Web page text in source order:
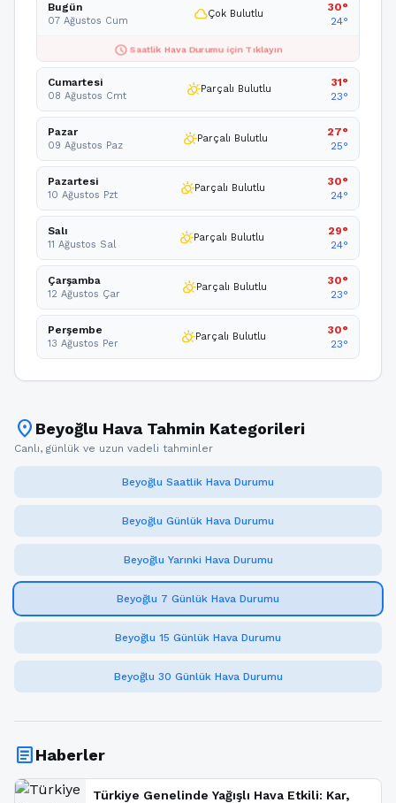
Bugün
07 Ağustos Cum cloudÇok Bulutlu
30°
24°
schedule Saatlik Hava Durumu için Tıklayın
Cumartesi
08 Ağustos Cmt partly_cloudy_dayParçalı Bulutlu
31°
23°
Pazar
09 Ağustos Paz partly_cloudy_dayParçalı Bulutlu
27°
25°
Pazartesi
10 Ağustos Pzt partly_cloudy_dayParçalı Bulutlu
30°
24°
Salı
11 Ağustos Sal partly_cloudy_dayParçalı Bulutlu
29°
24°
Çarşamba
12 Ağustos Çar partly_cloudy_dayParçalı Bulutlu
30°
23°
Perşembe
13 Ağustos Per partly_cloudy_dayParçalı Bulutlu
30°
23°
location_on Beyoğlu Hava Tahmin Kategorileri
Canlı, günlük ve uzun vadeli tahminler
Beyoğlu Saatlik Hava Durumu
Beyoğlu Günlük Hava Durumu
Beyoğlu Yarınki Hava Durumu
Beyoğlu 7 Günlük Hava Durumu
Beyoğlu 15 Günlük Hava Durumu
Beyoğlu 30 Günlük Hava Durumu
articleHaberler
Türkiye Genelinde Yağışlı Hava Etkili: Kar,